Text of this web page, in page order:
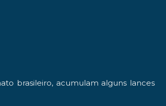
brasileiro, acumulam alguns lances